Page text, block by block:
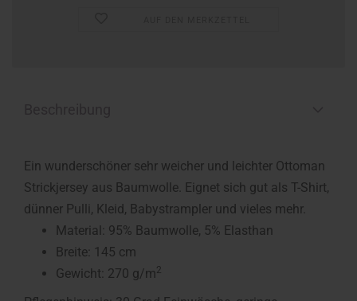
Ein wunderschöner sehr weicher und leichter Ottoman
Strickjersey aus Baumwolle. Eignet sich gut als T-Shirt,
dünner Pulli, Kleid, Babystrampler und vieles mehr.
Material: 95% Baumwolle, 5% Elasthan
Breite: 145 cm
Gewicht: 270 g/m2